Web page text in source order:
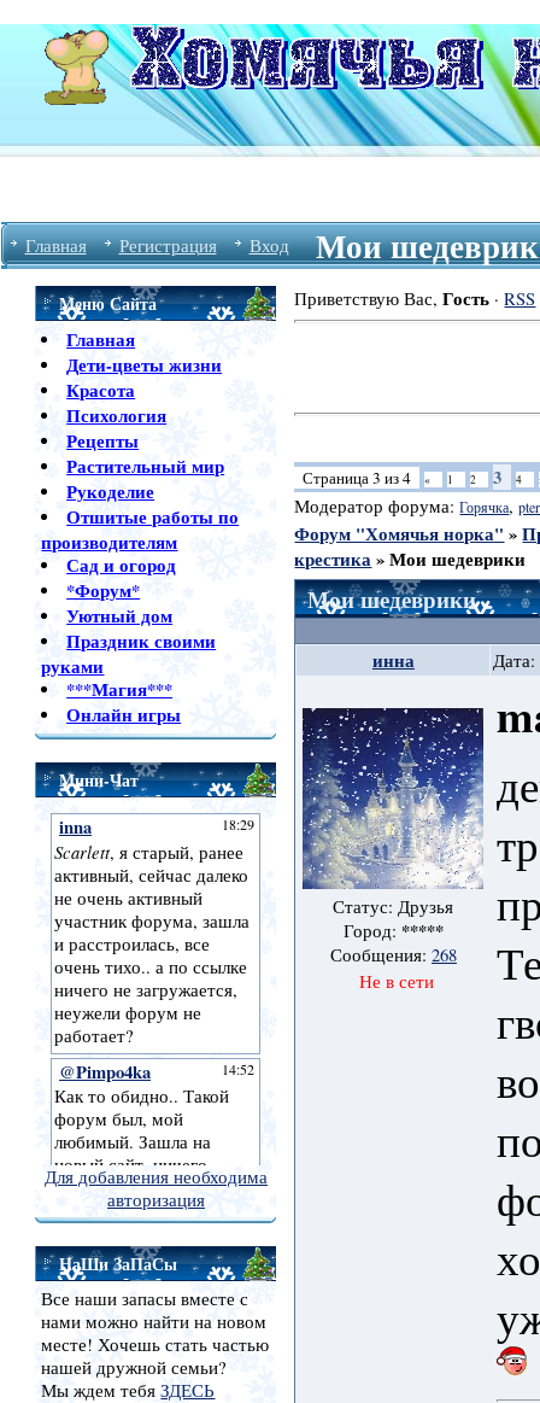
Главная Регистрация Вход Мои
Меню Сайта
Главная
Дети-цветы жизни
Красота
Психология
Рецепты
Растительный мир
Рукоделие
Отшитые работы по
производителям
Сад и огород
*Форум*
Уютный дом
Праздник своими
руками
***Магия***
Онлайн игры
Мини-Чат
Для добавления необходима
авторизация
НаШи ЗаПаСы
Все наши запасы вместе с
нами можно найти на новом
месте! Хочешь стать частью
нашей дружной семьи?
Мы ждем тебяЗДЕСЬ
Приветствую Вас,Гость ·RSS
Страница3 из4 « 1 2 3 4
Модератор форума:Горячка,
Форум "Хомячья норка" »
крестика » Мои шедеврики
Мои шедеврики
инна
Статус: Друзья
Город: *****
Сообщения: 268
Не в сети